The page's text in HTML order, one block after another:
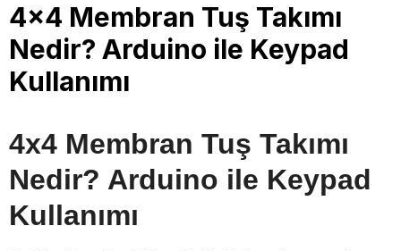
4x4 Membran Tuş Takımı
Nedir? Arduino ile Keypad
Kullanımı
4x4 Membran Tuş Takımı
Nedir? Arduino ile Keypad
Kullanımı